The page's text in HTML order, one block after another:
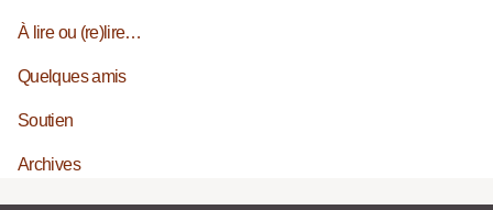
À lire ou (re)lire…
Quelques amis
Soutien
Archives